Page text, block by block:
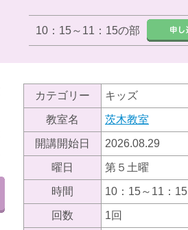
10：15～11：15の部
カテゴリー キッズ
教室名 茨木教室
開講開始日 2026.08.29
曜日 第５土曜
時間 10：15～11：15
回数 1回